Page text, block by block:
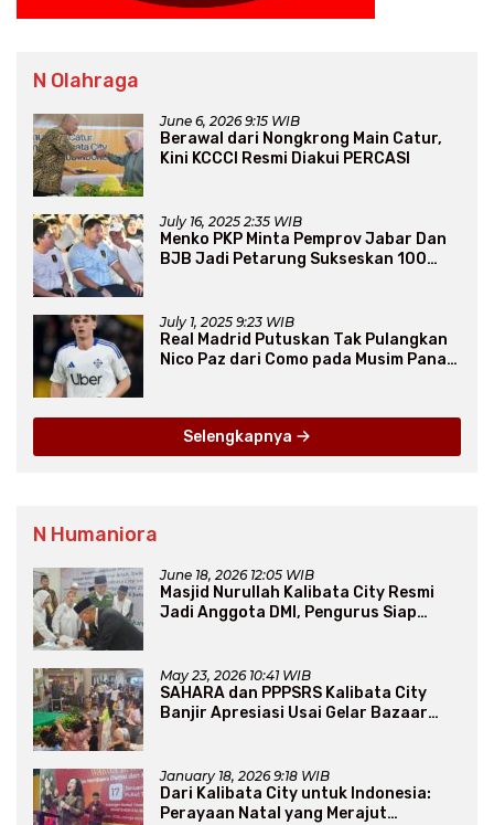
N Olahraga
June 6, 2026 9:15 WIB
Berawal dari Nongkrong Main Catur,
Kini KCCCI Resmi Diakui PERCASI
July 16, 2025 2:35 WIB
Menko PKP Minta Pemprov Jabar Dan
BJB Jadi Petarung Sukseskan 100
July 1, 2025 9:23 WIB
Real Madrid Putuskan Tak Pulangkan
Nico Paz dari Como pada Musim Panas
Selengkapnya
N Humaniora
June 18, 2026 12:05 WIB
Masjid Nurullah Kalibata City Resmi
Jadi Anggota DMI, Pengurus Siap
May 23, 2026 10:41 WIB
SAHARA dan PPPSRS Kalibata City
Banjir Apresiasi Usai Gelar Bazaar
January 18, 2026 9:18 WIB
Dari Kalibata City untuk Indonesia:
Perayaan Natal yang Merajut